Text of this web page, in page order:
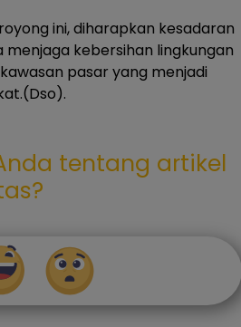
ini, diharapkan kesadaran
kebersihan lingkungan
pasar yang menjadi
tentang artikel